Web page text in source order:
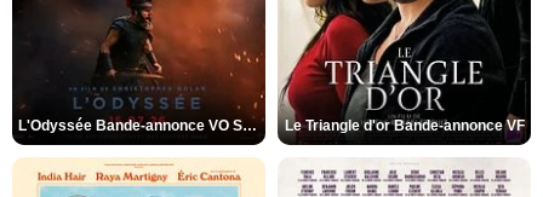
L'Odyssée Bande-annonce VO STFR Le Triangle d'or Bande-annonce VF